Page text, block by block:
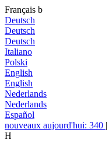
Français b
Deutsch
Deutsch
Deutsch
Italiano
Polski
English
English
Nederlands
Nederlands
Español
nouveaux aujourd'hui: 340 |
H